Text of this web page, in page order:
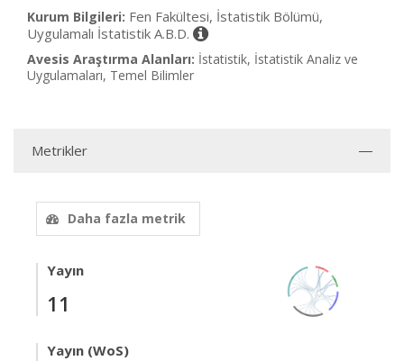
Kurum Bilgileri: Fen Fakültesi, İstatistik Bölümü,
Uygulamalı İstatistik A.B.D.
Avesis Araştırma Alanları: İstatistik, İstatistik Analiz ve
Uygulamaları, Temel Bilimler
Metrikler
Daha fazla metrik
Yayın
11
Yayın (WoS)